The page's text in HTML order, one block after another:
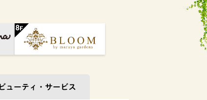
ビューティ・ サービス